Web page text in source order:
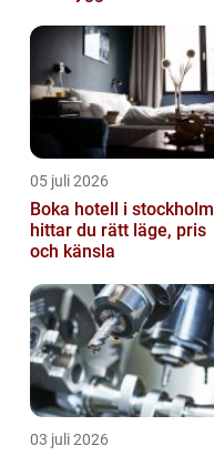
05 juli 2026
Boka hotell i stockholm så
hittar du rätt läge, pris
och känsla
03 juli 2026